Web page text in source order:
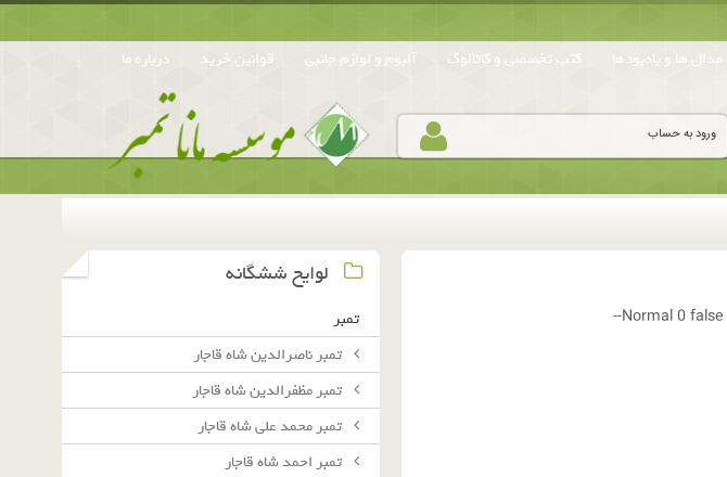
ورود به حساب
مدال ها و یادبودها کتب تخصصی و کاتالوگ آلبوم و لوازم جانبی قوانین خرید
درباره ما
لوایح ششگانه
تمبر
تمبر ناصرالدین شاه قاجار
تمبر مظفرالدین شاه قاجار
تمبر محمد علی شاه قاجار
تمبر احمد شاه قاجار
Normal0false